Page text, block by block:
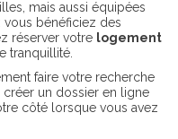
mais aussi équipées
bénéficiez des
réserver votre logement
tranquillité.
faire votre recherche
un dossier en ligne
côté lorsque vous avez